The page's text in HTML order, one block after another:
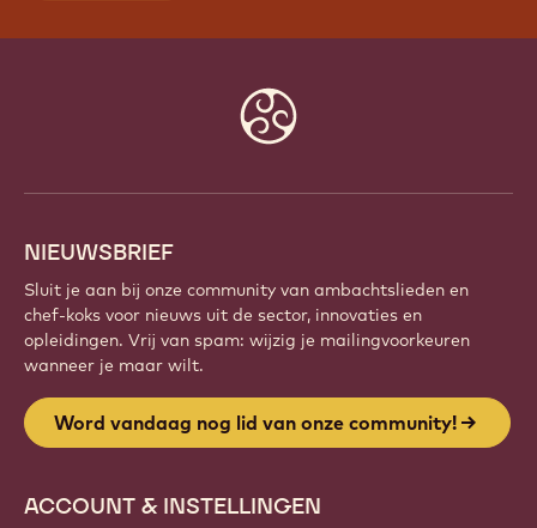
NIEUWSBRIEF
Sluit je aan bij onze community van ambachtslieden en
chef-koks voor nieuws uit de sector, innovaties en
opleidingen. Vrij van spam: wijzig je mailingvoorkeuren
wanneer je maar wilt.
Word vandaag nog lid van onze community!
ACCOUNT & INSTELLINGEN